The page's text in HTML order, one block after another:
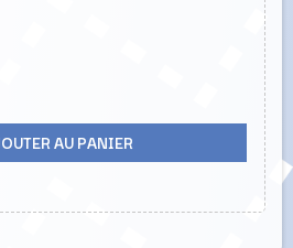
AU PANIER